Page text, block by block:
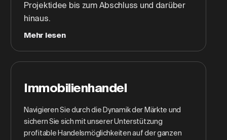
Projektidee bis zum Abschluss und darüber
hinaus.
Mehr lesen
Immobilienhandel
Navigieren Sie durch die Dynamik der Märkte und
sichern Sie sich mit unserer Unterstützung
profitable Handelsmöglichkeiten auf der ganzen